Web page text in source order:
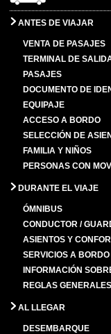
ANTES DE VIAJAR
VENTA DE PASAJES
TERMINAL DE
PASAJES
DOCUMENTO DE
EQUIPAJE
ACCESO A BORDO
SELECCIÓN DE
FAMILIA Y NIÑOS
PERSONAS CON
DURANTE EL VIAJE
ÓMNIBUS
CONDUCTOR /
ASIENTOS Y
SERVICIOS A BORDO
INFORMACIÓN
REGLAS
AL LLEGAR
DESEMBARQUE